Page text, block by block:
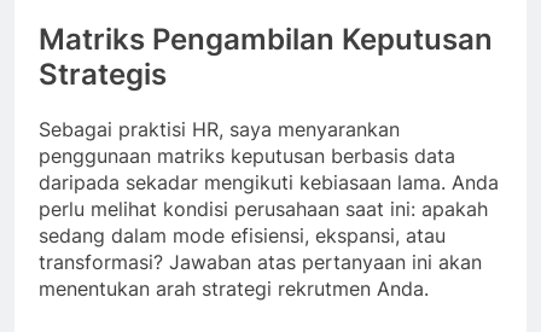
Matriks Pengambilan Keputusan
Strategis
Sebagai praktisi HR, saya menyarankan
penggunaan matriks keputusan berbasis data
daripada sekadar mengikuti kebiasaan lama. Anda
perlu melihat kondisi perusahaan saat ini: apakah
sedang dalam mode efisiensi, ekspansi, atau
transformasi? Jawaban atas pertanyaan ini akan
menentukan arah strategi rekrutmen Anda.